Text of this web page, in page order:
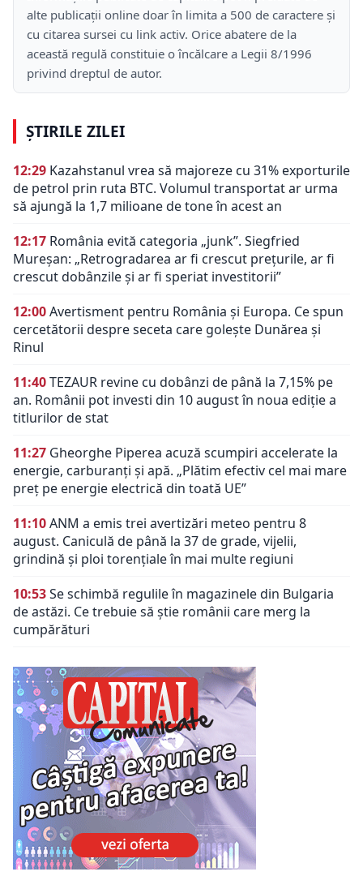
alte publicații online doar în limita a 500 de caractere și
cu citarea sursei cu link activ. Orice abatere de la
această regulă constituie o încălcare a Legii 8/1996
privind dreptul de autor.
ȘTIRILE ZILEI
12:29 Kazahstanul vrea să majoreze cu 31% exporturile
de petrol prin ruta BTC. Volumul transportat ar urma
să ajungă la 1,7 milioane de tone în acest an
12:17 România evită categoria „junk”. Siegfried
Mureșan: „Retrogradarea ar fi crescut preţurile, ar fi
crescut dobânzile şi ar fi speriat investitorii”
12:00Avertisment pentru România și Europa. Ce spun
cercetătorii despre seceta care golește Dunărea și
Rinul
11:40TEZAUR revine cu dobânzi de până la 7,15% pe
an. Românii pot investi din 10 august în noua ediție a
titlurilor de stat
11:27 Gheorghe Piperea acuză scumpiri accelerate la
energie, carburanți și apă. „Plătim efectiv cel mai mare
preț pe energie electrică din toată UE”
11:10ANM a emis trei avertizări meteo pentru 8
august. Caniculă de până la 37 de grade, vijelii,
grindină și ploi torențiale în mai multe regiuni
10:53Se schimbă regulile în magazinele din Bulgaria
de astăzi. Ce trebuie să știe românii care merg la
cumpărături